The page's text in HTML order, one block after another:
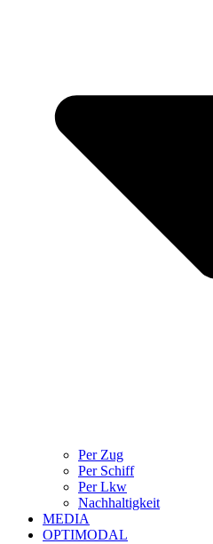
Per Zug
Per Schiff
Per Lkw
Nachhaltigkeit
MEDIA
OPTIMODAL